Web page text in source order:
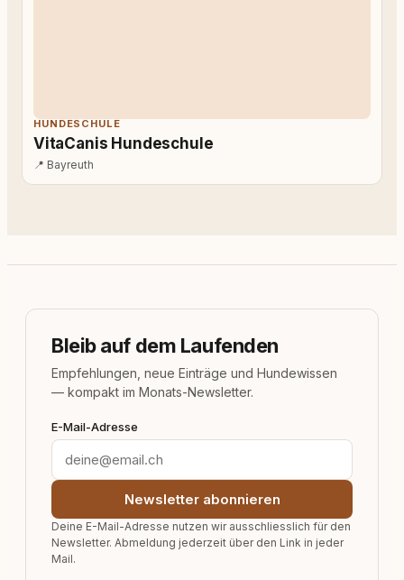
HUNDESCHULE
VitaCanis Hundeschule
📍 Bayreuth
Bleib auf dem Laufenden
Empfehlungen, neue Einträge und Hundewissen
— kompakt im Monats-Newsletter.
E-Mail-Adresse
Newsletter abonnieren
Deine E-Mail-Adresse nutzen wir ausschliesslich für den
Newsletter. Abmeldung jederzeit über den Link in jeder
Mail.